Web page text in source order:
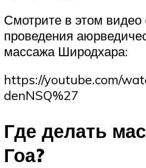
Смотрите в этом видео
проведения
массажа Широдхара:
https://youtube.com/
denNSQ%27
Где делать
Гоа?